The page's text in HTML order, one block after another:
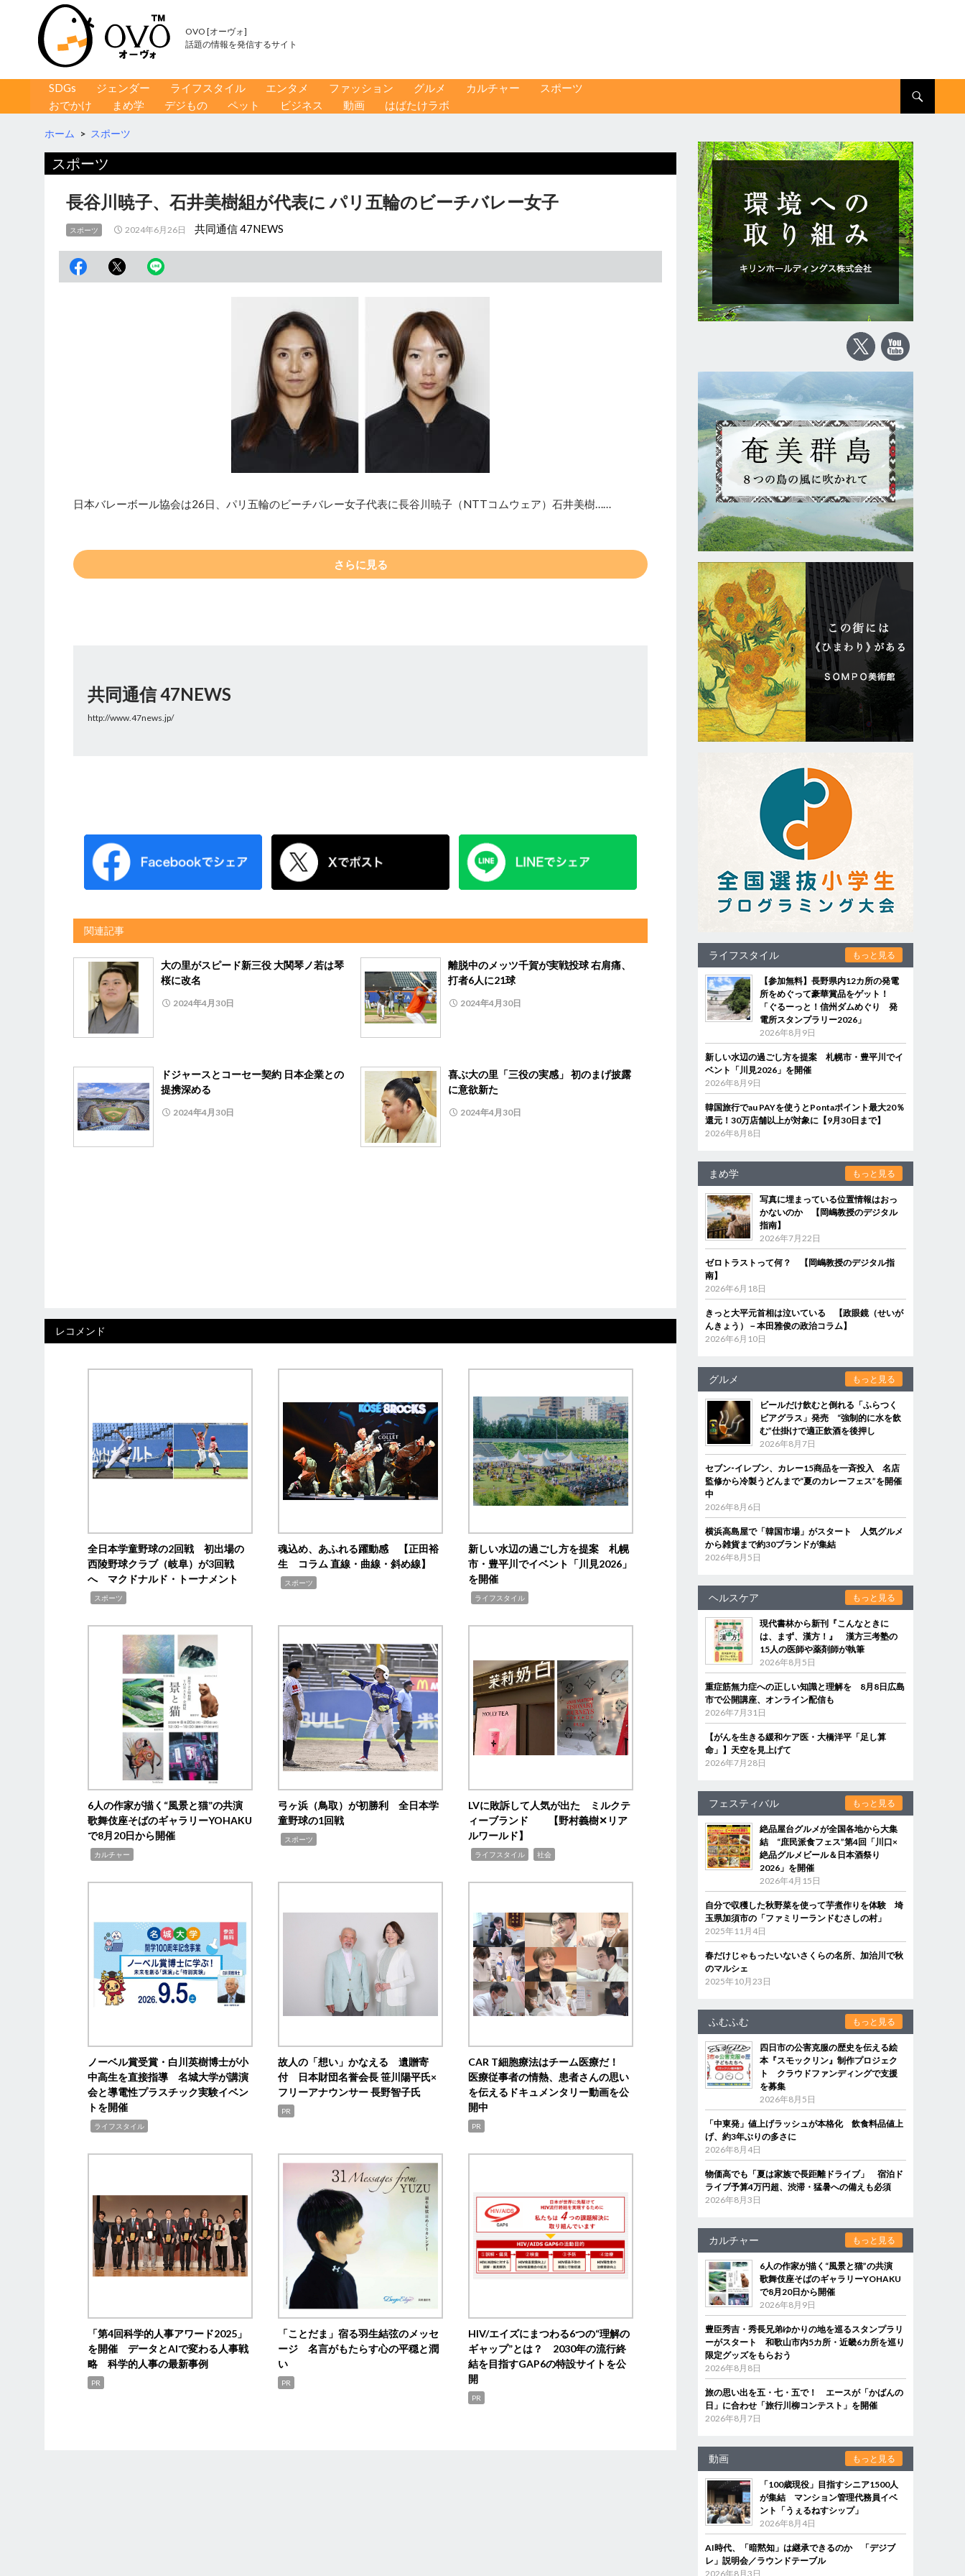
OVO [オーヴォ]
話題の情報を発信するサイト
コンテンツへ移動
SDGs ジェンダー ライフスタイル エンタメ ファッション グルメ カルチャー
スポーツ
おでかけ
まめ学 デジもの ペット ビジネス 動画 はばたけラボ
ホーム > スポーツ
スポーツ
長谷川暁子、石井美樹組が代表に パリ五輪のビーチバレー女子
スポーツ 2024年6月26日 共同通信 47NEWS
日本バレーボール協会は26日、パリ五輪のビーチバレー女子代表に長谷川暁子（NTTコムウェア）石井美樹……
さらに見る
共同通信 47NEWS
http://www.47news.jp/
関連記事
大の里がスピード新三役 大関琴ノ若は琴
桜に改名
2024年4月30日
離脱中のメッツ千賀が実戦投球 右肩痛、
打者6人に21球
2024年4月30日
ドジャースとコーセー契約 日本企業との
提携深める
2024年4月30日
喜ぶ大の里「三役の実感」 初のまげ披露
に意欲新た
2024年4月30日
レコメンド
全日本学童野球の2回戦 初出場の
西陵野球クラブ（岐阜）が3回戦
へ マクドナルド・トーナメント
スポーツ
魂込め、あふれる躍動感 【正田裕
生 コラム 直線・曲線・斜め線】
スポーツ
新しい水辺の過ごし方を提案 札幌
市・豊平川でイベント「川見2026」
を開催
ライフスタイル
6人の作家が描く“風景と猫”の共演
歌舞伎座そばのギャラリーYOHAKU
で8月20日から開催
カルチャー
弓ヶ浜（鳥取）が初勝利 全日本学
童野球の1回戦
スポーツ
LVに敗訴して人気が出た ミルクテ
ィーブランド 【野村義樹✕リア
ルワールド】
ライフスタイル 社会
ノーベル賞受賞・白川英樹博士が小
中高生を直接指導 名城大学が講演
会と導電性プラスチック実験イベン
トを開催
ライフスタイル
故人の「想い」かなえる 遺贈寄
付 日本財団名誉会長 笹川陽平氏×
フリーアナウンサー 長野智子氏
PR
CAR T細胞療法はチーム医療だ！
医療従事者の情熱、患者さんの思い
を伝えるドキュメンタリー動画を公
開中
PR
「第4回科学的人事アワード2025」
を開催 データとAIで変わる人事戦
略 科学的人事の最新事例
PR
「ことだま」宿る羽生結弦のメッセ
ージ 名言がもたらす心の平穏と潤
い
PR
HIV/エイズにまつわる6つの“理解の
ギャップ”とは？ 2030年の流行終
結を目指すGAP6の特設サイトを公
開
PR
ライフスタイル もっと見る
【参加無料】長野県内12カ所の発電
所をめぐって豪華賞品をゲット！
「ぐるーっと！信州ダムめぐり 発
電所スタンプラリー2026」
2026年8月9日
新しい水辺の過ごし方を提案 札幌市・豊平川でイ
ベント「川見2026」を開催
2026年8月9日
韓国旅行でau PAYを使うとPontaポイント最大20％
還元！30万店舗以上が対象に【9月30日まで】
2026年8月8日
まめ学 もっと見る
写真に埋まっている位置情報はおっ
かないのか 【岡嶋教授のデジタル
指南】
2026年7月22日
ゼロトラストって何？ 【岡嶋教授のデジタル指
南】
2026年6月18日
きっと大平元首相は泣いている 【政眼鏡（せいが
んきょう）－本田雅俊の政治コラム】
2026年6月10日
グルメ もっと見る
ビールだけ飲むと倒れる「ふらつく
ビアグラス」発売 “強制的に水を飲
む”仕掛けで適正飲酒を後押し
2026年8月7日
セブン‐イレブン、カレー15商品を一斉投入 名店
監修から冷製うどんまで“夏のカレーフェス”を開催
中
2026年8月6日
横浜高島屋で「韓国市場」がスタート 人気グルメ
から雑貨まで約30ブランドが集結
2026年8月5日
ヘルスケア もっと見る
現代書林から新刊『こんなときに
は、まず、漢方！』 漢方三考塾の
15人の医師や薬剤師が執筆
2026年8月5日
重症筋無力症への正しい知識と理解を 8月8日広島
市で公開講座、オンライン配信も
2026年7月31日
【がんを生きる緩和ケア医・大橋洋平「足し算
命」】天空を見上げて
2026年7月28日
フェスティバル もっと見る
絶品屋台グルメが全国各地から大集
結 “庶民派食フェス”第4回「川口×
絶品グルメビール＆日本酒祭り
2026」を開催
2026年4月15日
自分で収穫した秋野菜を使って芋煮作りを体験 埼
玉県加須市の「ファミリーランドむさしの村」
2025年11月4日
春だけじゃもったいないさくらの名所、加治川で秋
のマルシェ
2025年10月23日
ふむふむ もっと見る
四日市の公害克服の歴史を伝える絵
本『スモックリン』制作プロジェク
ト クラウドファンディングで支援
を募集
2026年8月5日
「中東発」値上げラッシュが本格化 飲食料品値上
げ、約3年ぶりの多さに
2026年8月4日
物価高でも「夏は家族で長距離ドライブ」 宿泊ド
ライブ予算4万円超、渋滞・猛暑への備えも必須
2026年8月3日
カルチャー もっと見る
6人の作家が描く“風景と猫”の共演
歌舞伎座そばのギャラリーYOHAKU
で8月20日から開催
2026年8月9日
豊臣秀吉・秀長兄弟ゆかりの地を巡るスタンプラリ
ーがスタート 和歌山市内5カ所・近畿6カ所を巡り
限定グッズをもらおう
2026年8月8日
旅の思い出を五・七・五で！ エースが「かばんの
日」に合わせ「旅行川柳コンテスト」を開催
2026年8月7日
動画 もっと見る
「100歳現役」目指すシニア1500人
が集結 マンション管理代務員イベ
ント「うぇるねすシップ」
2026年8月4日
AI時代、「暗黙知」は継承できるのか 「デジブ
レ」説明会／ラウンドテーブル
2026年8月3日